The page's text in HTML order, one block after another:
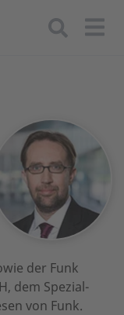
der Funk
dem Spezial-
von Funk.